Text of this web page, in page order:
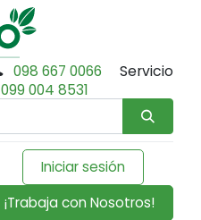
098 667 0066
Servicio
099 004 8531
Iniciar sesión
¡Trabaja con Nosotros!